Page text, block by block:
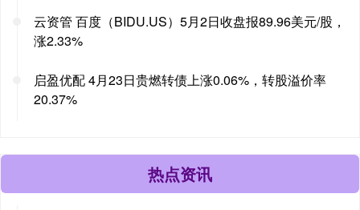
云资管 百度（BIDU.US）5月2日收盘报89.96美元/股，
涨2.33%
启盈优配 4月23日贵燃转债上涨0.06%，转股溢价率
20.37%
热点资讯